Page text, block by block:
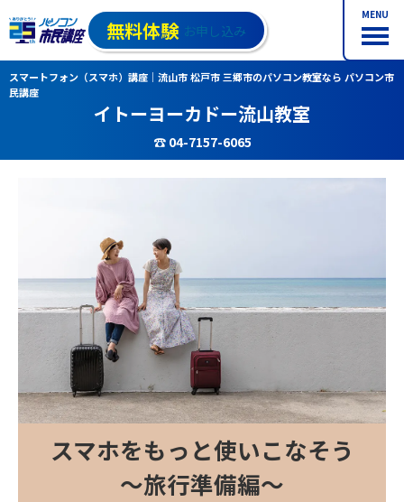
MENU
無料体験 お申し込み
スマートフォン（スマホ）講座｜流山市 松戸市 三郷市のパソコン教室なら パソコン市
民講座
イトーヨーカドー流山教室
☎ 04-7157-6065
スマホをもっと使いこなそう
～旅行準備編～